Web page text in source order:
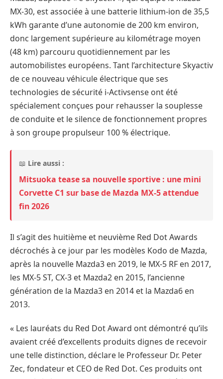
MX-30, est associée à une batterie lithium-ion de 35,5
kWh garante d’une autonomie de 200 km environ,
donc largement supérieure au kilométrage moyen
(48 km) parcouru quotidiennement par les
automobilistes européens. Tant l’architecture Skyactiv
de ce nouveau véhicule électrique que ses
technologies de sécurité i-Activsense ont été
spécialement conçues pour rehausser la souplesse
de conduite et le silence de fonctionnement propres
à son groupe propulseur 100 % électrique.
📖 Lire aussi :
Mitsuoka tease sa nouvelle sportive : une mini
Corvette C1 sur base de Mazda MX-5 attendue
fin 2026
Il s’agit des huitième et neuvième Red Dot Awards
décrochés à ce jour par les modèles Kodo de Mazda,
après la nouvelle Mazda3 en 2019, le MX-5 RF en 2017,
les MX-5 ST, CX-3 et Mazda2 en 2015, l’ancienne
génération de la Mazda3 en 2014 et la Mazda6 en
2013.
« Les lauréats du Red Dot Award ont démontré qu’ils
avaient créé d’excellents produits dignes de recevoir
une telle distinction, déclare le Professeur Dr. Peter
Zec, fondateur et CEO de Red Dot. Ces produits ont